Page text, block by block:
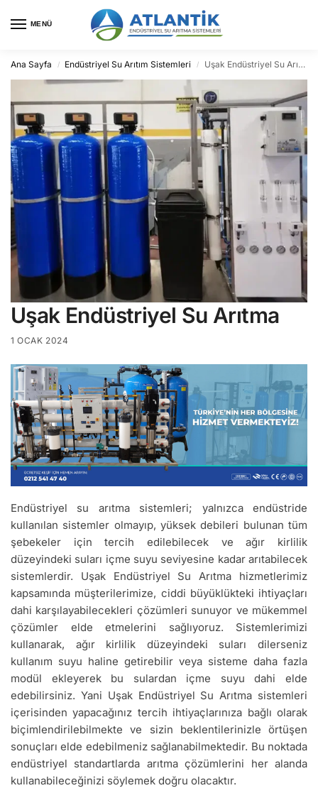
MENÜ
Ana Sayfa / Endüstriyel Su Arıtım Sistemleri / Uşak Endüstriyel Su Arıtma
Uşak Endüstriyel Su Arıtma
1 OCAK 2024
Endüstriyel su arıtma sistemleri; yalnızca endüstride
kullanılan sistemler olmayıp, yüksek debileri bulunan tüm
şebekeler için tercih edilebilecek ve ağır kirlilik
düzeyindeki suları içme suyu seviyesine kadar arıtabilecek
sistemlerdir. Uşak Endüstriyel Su Arıtma hizmetlerimiz
kapsamında müşterilerimize, ciddi büyüklükteki ihtiyaçları
dahi karşılayabilecekleri çözümleri sunuyor ve mükemmel
çözümler elde etmelerini sağlıyoruz. Sistemlerimizi
kullanarak, ağır kirlilik düzeyindeki suları dilerseniz
kullanım suyu haline getirebilir veya sisteme daha fazla
modül ekleyerek bu sulardan içme suyu dahi elde
edebilirsiniz. Yani Uşak Endüstriyel Su Arıtma sistemleri
içerisinden yapacağınız tercih ihtiyaçlarınıza bağlı olarak
biçimlendirilebilmekte ve sizin beklentilerinizle örtüşen
sonuçları elde edebilmeniz sağlanabilmektedir. Bu noktada
endüstriyel standartlarda arıtma çözümlerini her alanda
kullanabileceğinizi söylemek doğru olacaktır.